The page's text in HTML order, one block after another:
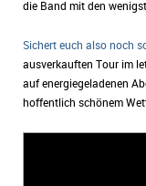
die Band mit den
Sichert euch also noch
ausverkauften Tour im
auf energiegeladenen
hoffentlich schönem